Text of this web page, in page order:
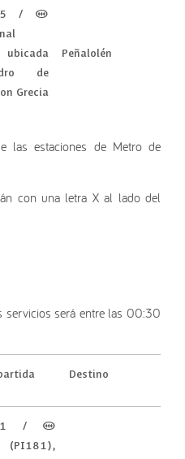
5 / (M)
de
Grecia
Peñalolén
las estaciones de Metro de
con una letra X al lado del
servicios será entre las 00:30
Destino
1 / (M)
(PI181),